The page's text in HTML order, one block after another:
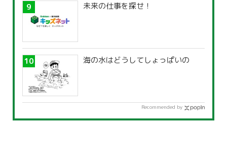
未来の仕事を探せ！
海の水はどうしてしょっぱいの
Recommended by